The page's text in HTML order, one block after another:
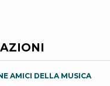
AMICI DELLA MUSICA